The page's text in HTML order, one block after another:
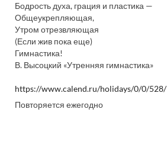
Бодрость духа, грация и пластика —
Общеукрепляющая,
Утром отрезвляющая
(Если жив пока еще)
Гимнастика!
В. Высоцкий «Утренняя гимнастика»
https://www.calend.ru/holidays/0/0/528/
Повторяется ежегодно